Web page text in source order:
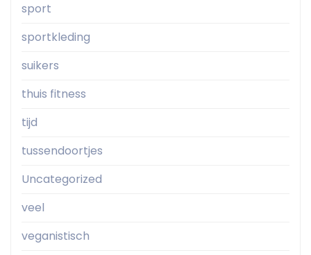
sport
sportkleding
suikers
thuis fitness
tijd
tussendoortjes
Uncategorized
veel
veganistisch